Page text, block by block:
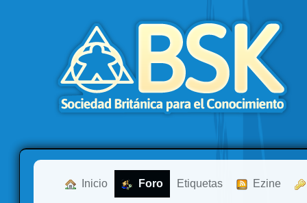
Inicio Foro Etiquetas Ezine